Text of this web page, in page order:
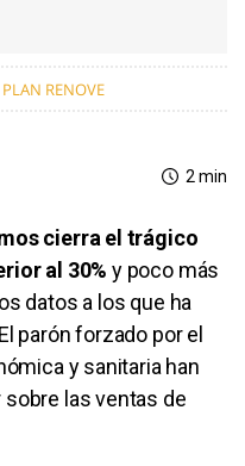
PLAN RENOVE
2 min
cierra el trágico
al 30% y poco más
datos a los que ha
parón forzado por el
y sanitaria han
las ventas de